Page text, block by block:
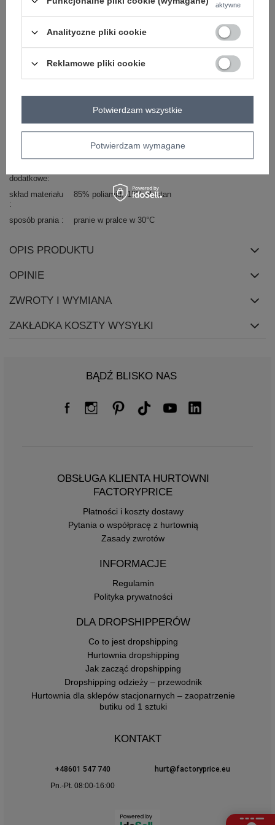
dominujący
dominujący
długość
mini
wysokość w
wysoki
dodatkowe
skład materiału 85% poliamid 15% elastan
sposób prania pranie w pralce w 30°C
OPIS PRODUKTU
OPINIE
ZWROTY I WYMIANA
ZAKŁADKA KOSZTY WYSYŁKI
BĄDŹ BLISKO NAS
OBSŁUGA KLIENTA HURTOWNI
FACTORYPRICE
Płatności i koszty dostawy
Pytania o współpracę z hurtownią
Zasady zwrotów
INFORMACJE
Regulamin
Polityka prywatności
DLA DROPSHIPPERÓW
Co to jest dropshipping
Hurtownia dropshipping
Jak zacząć dropshipping
Dropshipping odzieży – przewodnik
Hurtownia dla sklepów stacjonarnych – zaopatrzenie
butiku od 1 sztuki
KONTAKT
+48601 547 740
hurt@factoryprice.eu
Pn.-Pt. 08:00-16:00
aktywne
Analityczne pliki cookie
Reklamowe pliki cookie
Potwierdzam wymagane
Potwierdzam wszystkie